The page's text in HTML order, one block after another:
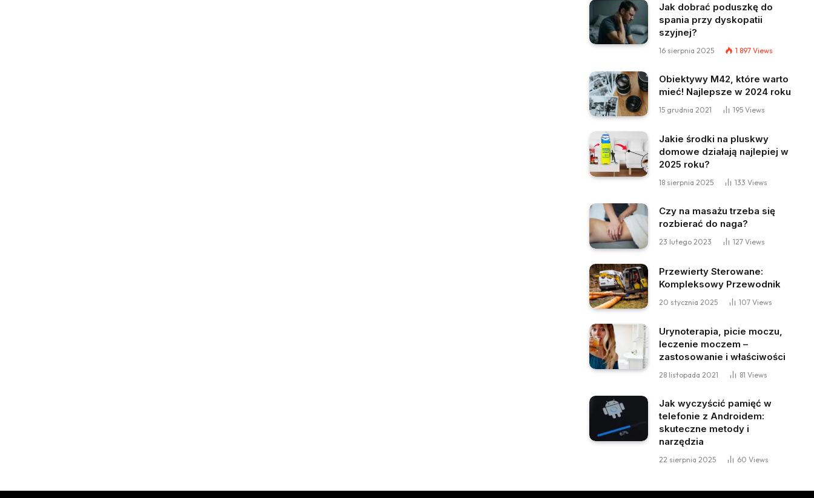
Jak dobrać poduszkę do
spania przy dyskopatii
szyjnej?
16 sierpnia 2025 1 897 Views
Obiektywy M42, które warto
mieć! Najlepsze w 2024 roku
15 grudnia 2021 195 Views
Jakie środki na pluskwy
domowe działają najlepiej w
2025 roku?
18 sierpnia 2025 133 Views
Czy na masażu trzeba się
rozbierać do naga?
23 lutego 2023 127 Views
Przewierty Sterowane:
Kompleksowy Przewodnik
20 stycznia 2025 107 Views
Urynoterapia, picie moczu,
leczenie moczem –
zastosowanie i właściwości
28 listopada 2021 81 Views
Jak wyczyścić pamięć w
telefonie z Androidem:
skuteczne metody i
narzędzia
22 sierpnia 2025 60 Views